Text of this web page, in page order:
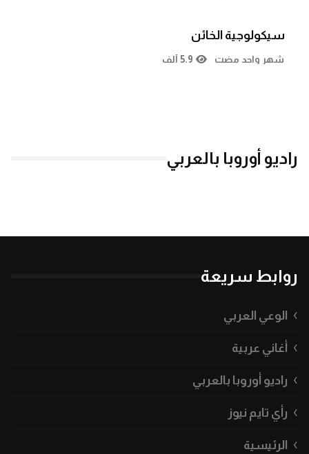
سيكولوجية الخائن
شهر واحد مضت 5.9 ألف
راديو أوروبا بالعربي
روابط سريعة
الوعي العربي
أغاني عربية
راديو أوروبا بالعربي
رأي تايم نيوز
الرئيسية